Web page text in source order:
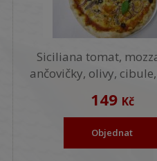
Siciliana tomat,
ančovičky, olivy,
149 Kč
Objednat